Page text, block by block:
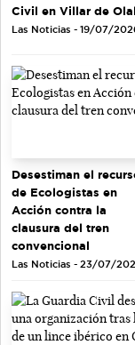
Civil en Villar de
Las Noticias - 19/07/
Desestiman el
de Ecologistas en
Acción contra la
clausura del tren
convencional
Las Noticias - 23/07/